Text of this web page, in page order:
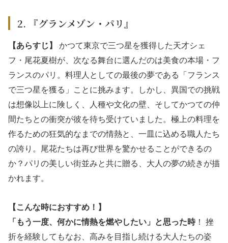
2. 『グランメゾン・パリ』
【あらすじ】
かつて東京で三つ星を獲得した天才シェ
フ・尾花夏樹が、次なる舞台に選んだのは美食の本場・フ
ランスのパリ。料理人としての最後の夢である「フランス
で三つ星を獲る」ことに挑みます。しかし、異国での挑戦
は想像以上に険しく、人種や文化の壁、そしてかつての仲
間たちとの衝突が彼を待ち受けていました。極上の料理を
作るための狂気的なまでの情熱と、一皿に込める職人たち
の誇り。尾花たちは再び世界を驚かせることができるの
か？パリの美しい街並みと共に贈る、大人の夢の続きが描
かれます。
【こんな時におすすめ！】
「もう一度、何かに情熱を燃やしたい」と思った時 ！ 挫
折を経験してもなお、高みを目指し続ける大人たちの姿